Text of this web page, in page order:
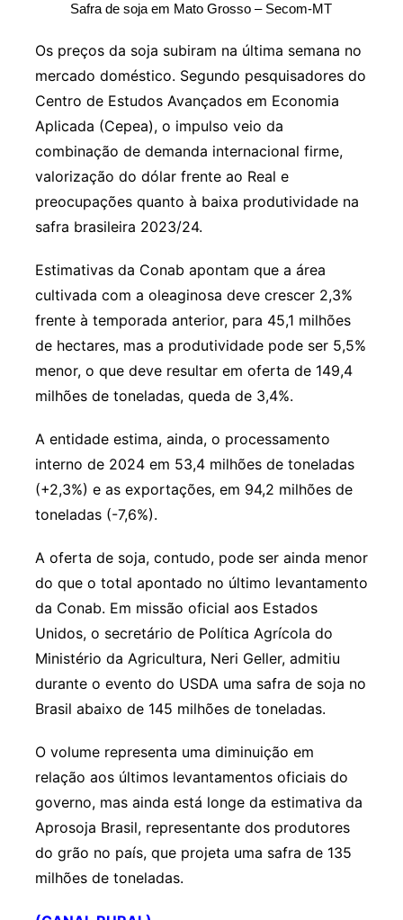
Safra de soja em Mato Grosso – Secom-MT
Os preços da soja subiram na última semana no
mercado doméstico. Segundo pesquisadores do
Centro de Estudos Avançados em Economia
Aplicada (Cepea), o impulso veio da
combinação de demanda internacional firme,
valorização do dólar frente ao Real e
preocupações quanto à baixa produtividade na
safra brasileira 2023/24.
Estimativas da Conab apontam que a área
cultivada com a oleaginosa deve crescer 2,3%
frente à temporada anterior, para 45,1 milhões
de hectares, mas a produtividade pode ser 5,5%
menor, o que deve resultar em oferta de 149,4
milhões de toneladas, queda de 3,4%.
A entidade estima, ainda, o processamento
interno de 2024 em 53,4 milhões de toneladas
(+2,3%) e as exportações, em 94,2 milhões de
toneladas (-7,6%).
A oferta de soja, contudo, pode ser ainda menor
do que o total apontado no último levantamento
da Conab. Em missão oficial aos Estados
Unidos, o secretário de Política Agrícola do
Ministério da Agricultura, Neri Geller, admitiu
durante o evento do USDA uma safra de soja no
Brasil abaixo de 145 milhões de toneladas.
O volume representa uma diminuição em
relação aos últimos levantamentos oficiais do
governo, mas ainda está longe da estimativa da
Aprosoja Brasil, representante dos produtores
do grão no país, que projeta uma safra de 135
milhões de toneladas.